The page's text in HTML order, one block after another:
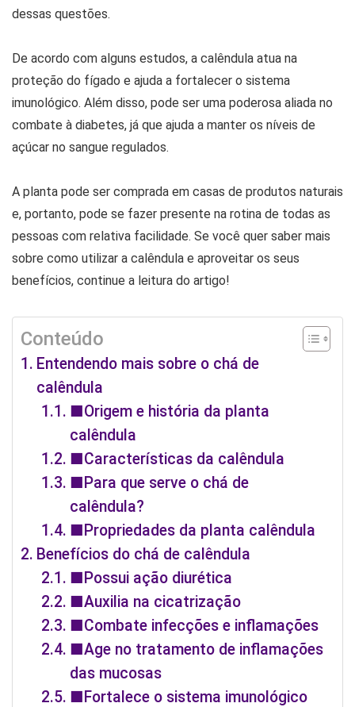
dessas questões.
De acordo com alguns estudos, a calêndula atua na
proteção do fígado e ajuda a fortalecer o sistema
imunológico. Além disso, pode ser uma poderosa aliada no
combate à diabetes, já que ajuda a manter os níveis de
açúcar no sangue regulados.
A planta pode ser comprada em casas de produtos naturais
e, portanto, pode se fazer presente na rotina de todas as
pessoas com relativa facilidade. Se você quer saber mais
sobre como utilizar a calêndula e aproveitar os seus
benefícios, continue a leitura do artigo!
Conteúdo
Entendendo mais sobre o chá de
calêndula
■Origem e história da planta
calêndula
■Características da calêndula
■Para que serve o chá de
calêndula?
■Propriedades da planta calêndula
Benefícios do chá de calêndula
■Possui ação diurética
■Auxilia na cicatrização
■Combate infecções e inflamações
■Age no tratamento de inflamações
das mucosas
■Fortalece o sistema imunológico